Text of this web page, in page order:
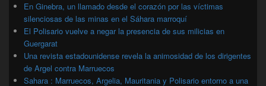
En Ginebra, un llamado desde el corazón por las víctimas
silenciosas de las minas en el Sáhara marroquí
El Polisario vuelve a negar la presencia de sus milicias en
Guergarat
Una revista estadounidense revela la animosidad de los dirigentes
de Argel contra Marruecos
Sahara : Marruecos, Argelia, Mauritania y Polisario entorno a una